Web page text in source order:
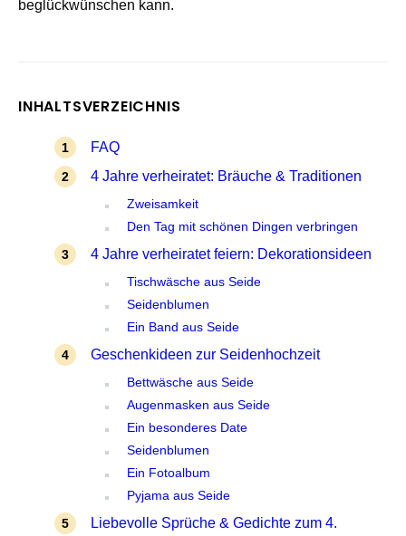
beglückwünschen kann.
INHALTSVERZEICHNIS
FAQ
4 Jahre verheiratet: Bräuche & Traditionen
Zweisamkeit
Den Tag mit schönen Dingen verbringen
4 Jahre verheiratet feiern: Dekorationsideen
Tischwäsche aus Seide
Seidenblumen
Ein Band aus Seide
Geschenkideen zur Seidenhochzeit
Bettwäsche aus Seide
Augenmasken aus Seide
Ein besonderes Date
Seidenblumen
Ein Fotoalbum
Pyjama aus Seide
Liebevolle Sprüche & Gedichte zum 4.